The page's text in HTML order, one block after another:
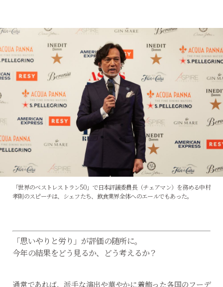
「世界のベストレストラン50」で日本評議委員長（チェアマン）を務める中村
孝則のスピーチは、シェフたち、飲食業界全体へのエールでもあった。
「思いやりと労り」が評価の随所に。
今年の結果をどう見るか、どう考えるか？
通常であれば、派手な演出や華やかに着飾った各国のフーデ